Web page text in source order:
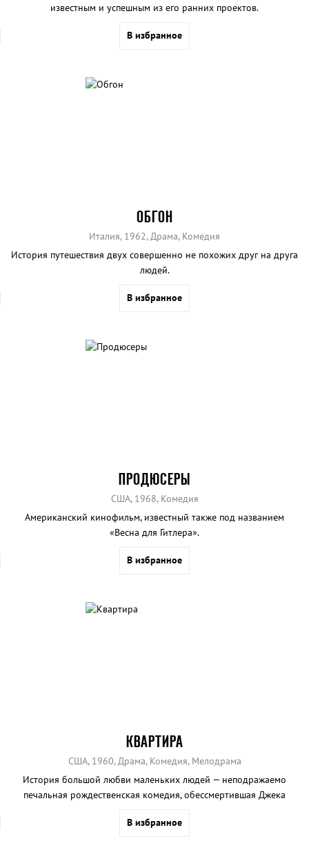
известным и успешным из его ранних проектов.
В избранное
ОБГОН
Италия, 1962, Драма, Комедия
История путешествия двух совершенно не похожих друг на друга
людей.
В избранное
ПРОДЮСЕРЫ
США, 1968, Комедия
Американский кинофильм, известный также под названием
«Весна для Гитлера».
В избранное
КВАРТИРА
США, 1960, Драма, Комедия, Мелодрама
История большой любви маленьких людей — неподражаемо
печальная рождественская комедия, обессмертившая Джека
В избранное